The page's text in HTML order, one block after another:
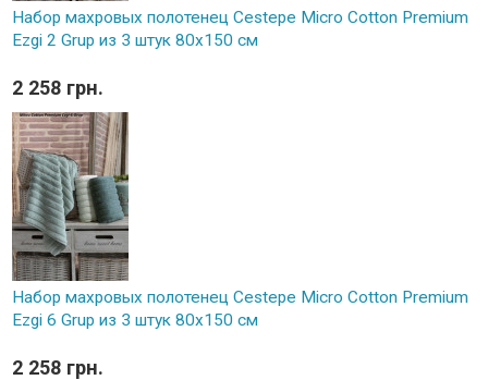
Набор махровых полотенец Cestepe Micro Cotton Premium
Ezgi 2 Grup из 3 штук 80х150 см
2 258 грн.
Набор махровых полотенец Cestepe Micro Cotton Premium
Ezgi 6 Grup из 3 штук 80х150 см
2 258 грн.